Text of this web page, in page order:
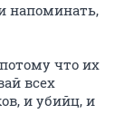
напоминать,
что их
всех
и убийц, и